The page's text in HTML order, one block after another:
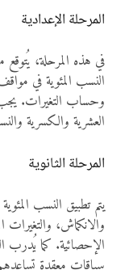
المرحلة الإعدادية
في هذه المرحلة،
النسب المئوية في
وحساب التغيرات. يجب
العشرية والكسرية
المرحلة الثانوية
يتم تطبيق النسب
والانكماش، والتغيرات
الإحصائية. كما يُدرب